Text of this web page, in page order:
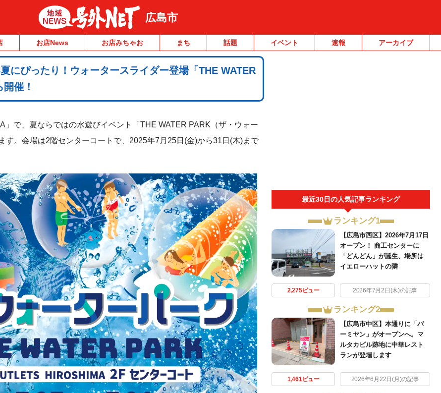
広島市
お店News お店みちゃお まち 話題 イベント 速報 アーカイブ
にぴったり！ウォータースライダー登場「THE WATER
催！
」で、夏ならではの水遊びイベント「THE WATER PARK（ザ・ウォー
す。会場は2階センターコートで、2025年7月25日(金)から31日(木)まで
最近30日の人気記事ランキング
ランキング1
【広島市西区】2026年7月17日
オープン！ 商工センターに
「どんどん」が誕生、場所は
イエローハットの隣
2,275ビュー 2026年7月2日(木)の記事
ランキング2
【広島市中区】本通りに「バ
ーミヤン」がオープンへ。マ
ルタカビル跡地に中華レスト
ランが登場します
1,461ビュー 2026年6月22日(月)の記事